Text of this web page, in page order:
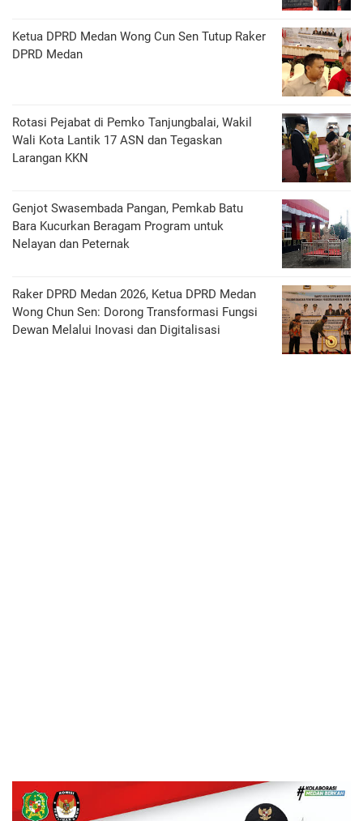
Ketua DPRD Medan Wong Cun Sen Tutup Raker
DPRD Medan
Rotasi Pejabat di Pemko Tanjungbalai, Wakil
Wali Kota Lantik 17 ASN dan Tegaskan
Larangan KKN
Genjot Swasembada Pangan, Pemkab Batu
Bara Kucurkan Beragam Program untuk
Nelayan dan Peternak
Raker DPRD Medan 2026, Ketua DPRD Medan
Wong Chun Sen: Dorong Transformasi Fungsi
Dewan Melalui Inovasi dan Digitalisasi